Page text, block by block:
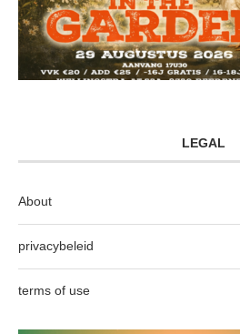
LEGAL
About
privacybeleid
terms of use